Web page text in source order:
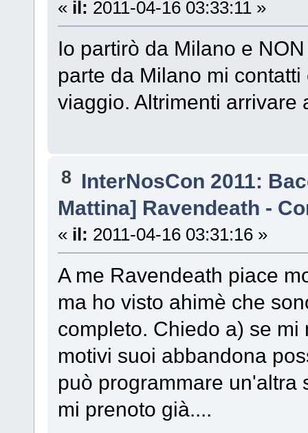
« il: 2011-04-16 03:33:11 »
Io partirò da Milano e
parte da Milano mi
viaggio. Altrimenti arrivare
8 InterNosCon 2011:
Mattina] Ravendeath -
« il: 2011-04-16 03:31:16 »
A me Ravendeath piace
ma ho visto ahimè che
completo. Chiedo a) se
motivi suoi abbandona
può programmare un'altra
mi prenoto già....